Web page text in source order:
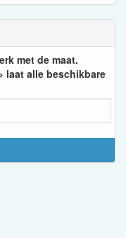
met de maat.
laat alle beschikbare